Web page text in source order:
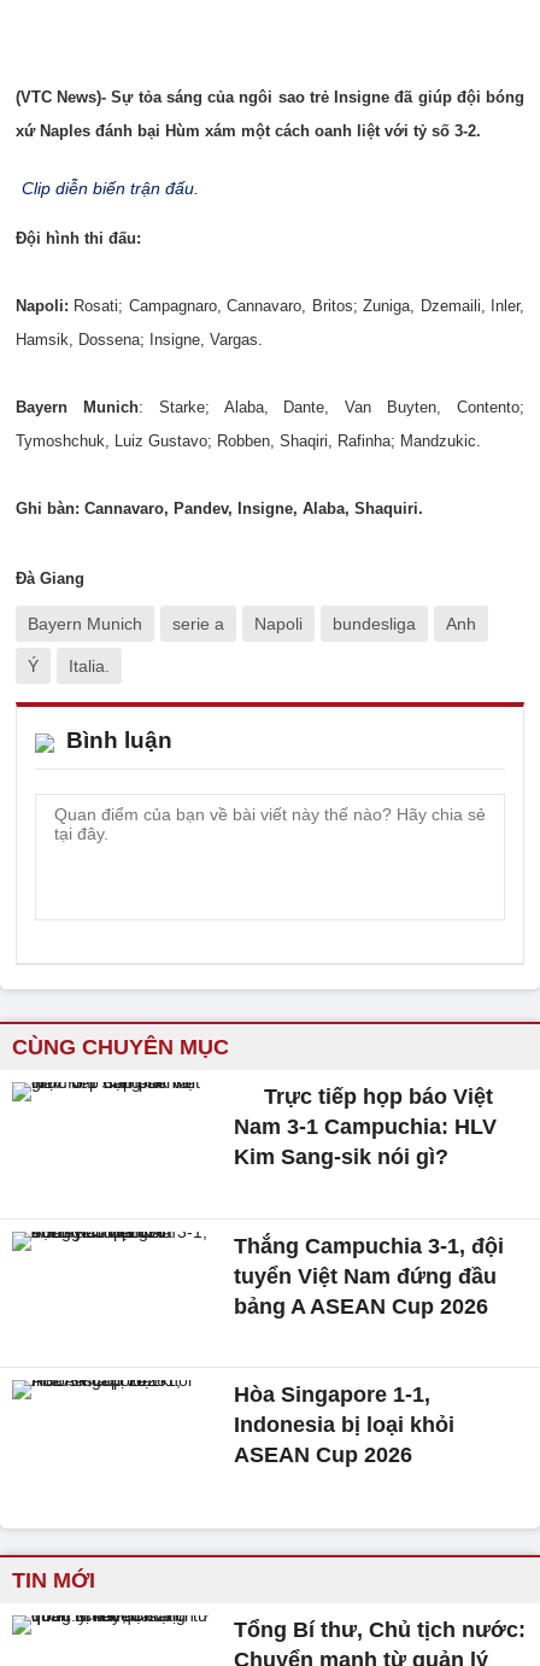
(VTC News)- Sự tỏa sáng của ngôi sao trẻ Insigne đã giúp đội bóng
xứ Naples đánh bại Hùm xám một cách oanh liệt với tỷ số 3-2.
Clip diễn biến trận đấu.
Đội hình thi đấu:
Napoli: Rosati; Campagnaro, Cannavaro, Britos; Zuniga, Dzemaili, Inler,
Hamsik, Dossena; Insigne, Vargas.
Bayern Munich: Starke; Alaba, Dante, Van Buyten, Contento;
Tymoshchuk, Luiz Gustavo; Robben, Shaqiri, Rafinha; Mandzukic.
Ghi bàn: Cannavaro, Pandev, Insigne, Alaba, Shaquiri.
Đà Giang
Bayern Munich serie a Napoli bundesliga Anh
Ý Italia.
Bình luận
CÙNG CHUYÊN MỤC
Trực tiếp họp báo Việt
Nam 3-1 Campuchia: HLV
Kim Sang-sik nói gì?
Thắng Campuchia 3-1, đội
tuyển Việt Nam đứng đầu
bảng A ASEAN Cup 2026
Hòa Singapore 1-1,
Indonesia bị loại khỏi
ASEAN Cup 2026
TIN MỚI
Tổng Bí thư, Chủ tịch nước:
Chuyển mạnh từ quản lý